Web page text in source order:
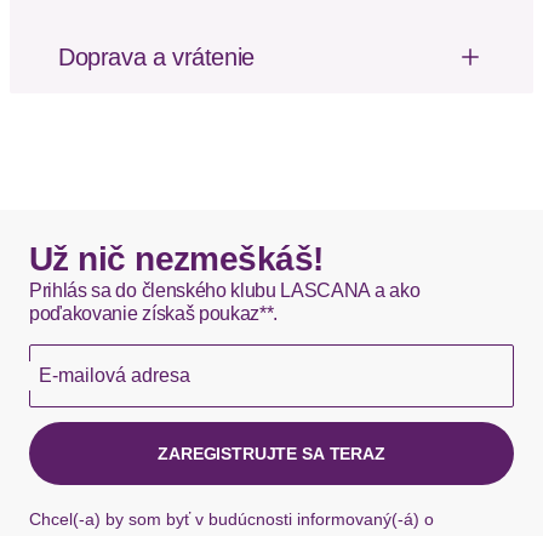
Doprava a vrátenie
Okamžite dostupné položky sú zvyčajne doručené
kuriérom DHL do 1-3 pracovných dní.
Hermes - 0,00 EUR
Okamžite dostupné položky sú zvyčajne doručené
kuriérom Hermes do 1-3 pracovných dní.
Už nič nezmeškáš!
Prihlás sa do členského klubu LASCANA a ako
poďakovanie získaš poukaz**.
E-mailová adresa
ZAREGISTRUJTE SA TERAZ
Chcel(-a) by som byť v budúcnosti informovaný(-á) o